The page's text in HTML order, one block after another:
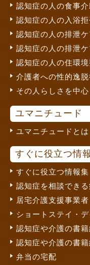
認知症の人の食事介
認知症の人の入浴拒
認知症の人の排泄ケ
認知症の人の排泄ケ
認知症の人の住環
介護者への性的逸脱
その人らしさを中
ユマニチュード
ユマニチュードとは
すぐに役立つ情
すぐに役立つ情報集
認知症を相談でき
居宅介護支援事業
ショートステイ・
認知症や介護の書籍
認知症や介護の書
弁当の宅配